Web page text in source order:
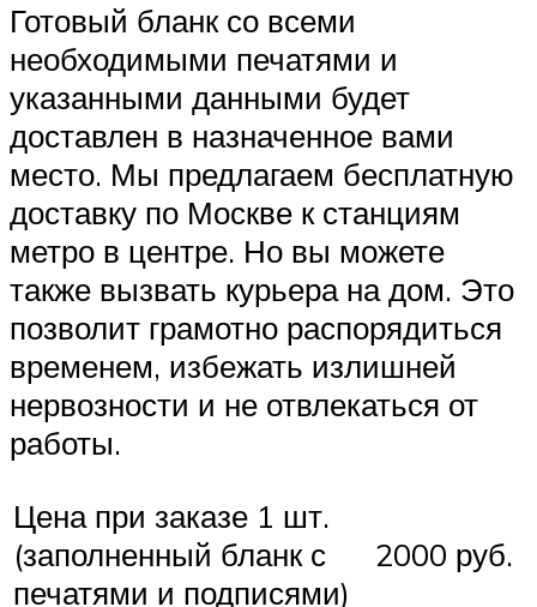
Готовый бланк со всеми
необходимыми печатями и
указанными данными будет
доставлен в назначенное вами
место. Мы предлагаем бесплатную
доставку по Москве к станциям
метро в центре. Но вы можете
также вызвать курьера на дом. Это
позволит грамотно распорядиться
временем, избежать излишней
нервозности и не отвлекаться от
работы.
Цена при заказе 1 шт.
(заполненный бланк с
печатями и подписями)
2000 руб.